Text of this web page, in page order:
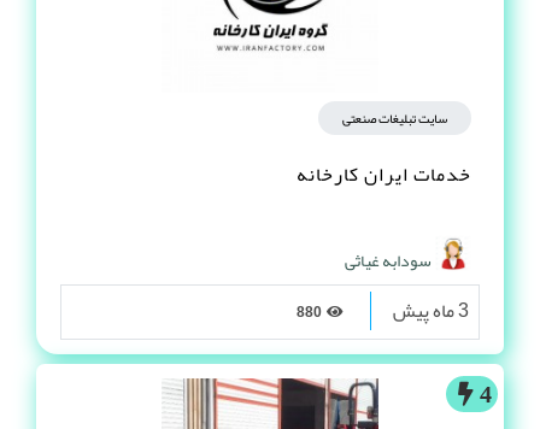
سایت تبلیغات صنعتی
خدمات ایران کارخانه
سودابه غیاثی
3 ماه پیش
4